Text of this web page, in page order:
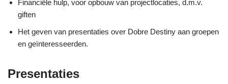
Financiële hulp, voor opbouw van projectlocaties, d.m.v.
giften
Het geven van presentaties over Dobre Destiny aan groepen
en geïnteresseerden.
Presentaties